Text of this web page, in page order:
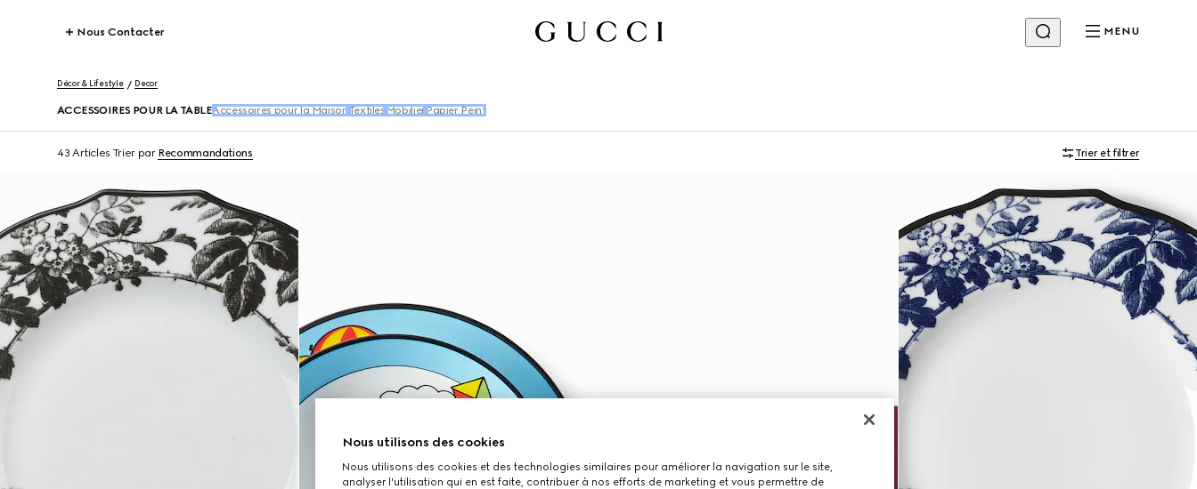
Nous Contacter MENU
Décor & Lifestyle Decor
ACCESSOIRES POUR LA TABLE Accessoires pour la Maison Textiles Mobilier Papier Peint
43 Articles Trier par Recommandations Trier et filtrer
Nous utilisons des cookies
Nous utilisons des cookies et des technologies similaires pour améliorer la navigation sur le site,
analyser l'utilisation qui en est faite, contribuer à nos efforts de marketing et vous permettre de